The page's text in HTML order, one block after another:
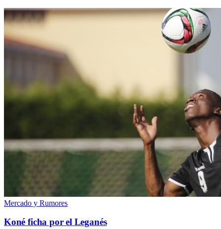
Mercado y Rumores
Koné ficha por el Leganés